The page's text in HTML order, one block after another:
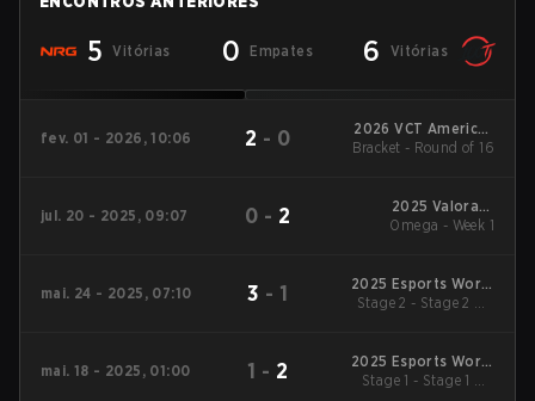
5 Vitórias 0 Empates 6 Vitórias
fev. 01 - 2026, 10:06 2 - 0
2026 VCT Americas
Kickoff
Bracket - Round of 16
jul. 20 - 2025, 09:07 0 - 2
2025 Valorant
Champions Tour:
Omega - Week 1
mai. 24 - 2025, 07:10 3 - 1
2025 Esports World
Cup
Stage 2 - Stage 2 UB
mai. 18 - 2025, 01:00 1 - 2
2025 Esports World
Cup
Stage 1 - Stage 1 UB